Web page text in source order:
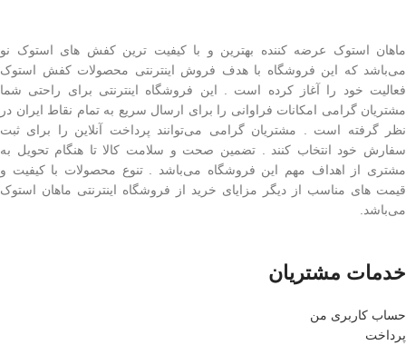
ماهان استوک عرضه کننده بهترین و با کیفیت ترین کفش های استوک نو
می‌باشد که این فروشگاه با هدف فروش اینترنتی محصولات کفش استوک
فعالیت خود را آغاز کرده است . این فروشگاه اینترنتی برای راحتی شما
مشتریان گرامی امکانات فراوانی را برای ارسال سریع به تمام نقاط ایران در
نظر گرفته است . مشتریان گرامی می‌توانند پرداخت آنلاین را برای ثبت
سفارش خود انتخاب کنند . تضمین صحت و سلامت کالا تا هنگام تحویل به
مشتری از اهداف مهم این فروشگاه می‌باشد . تنوع محصولات با کیفیت و
قیمت های مناسب از دیگر مزایای خرید از فروشگاه اینترنتی ماهان استوک
می‌باشد.
خدمات مشتریان
حساب کاربری من
پرداخت